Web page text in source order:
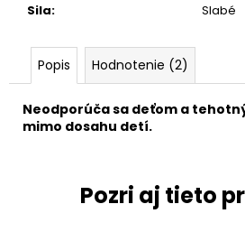
Sila: Slabé
Popis Hodnotenie (2)
Neodporúča sa deťom a
mimo dosahu detí.
Pozri aj tieto